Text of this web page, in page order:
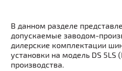
В данном разделе
допускаемые заводом-
дилерские комплектации
установки на модель DS 5LS
производства.